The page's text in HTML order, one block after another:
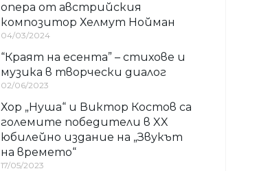
опера от австрийския
композитор Хелмут Нойман
04/03/2024
“Краят на есента” – стихове и
музика в творчески диалог
02/06/2023
Хор „Нуша“ и Виктор Костов са
големите победители в XX
юбилейно издание на „Звукът
на времето“
17/05/2023